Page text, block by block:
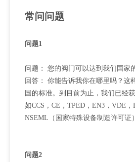
常问问题
问题1
问题： 您的阀门可以达到我们国家
回答： 你能告诉我你在哪里吗？这
国的标准。到目前为止，我们已经
如CCS，CE，TPED，EN3，VDE，
NSEML（国家特殊设备制造许可证
问题2